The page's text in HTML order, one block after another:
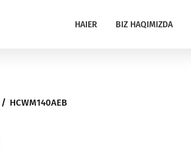
HAIER BIZ HAQIMIZDA
/ HCWM140AEB